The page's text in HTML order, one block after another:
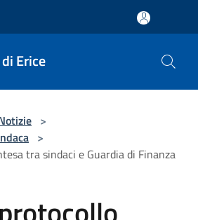
Erice
>
>
tra sindaci e Guardia di Finanza